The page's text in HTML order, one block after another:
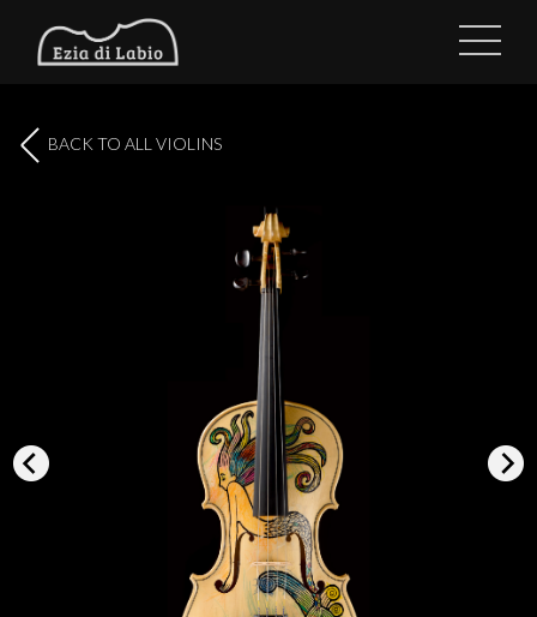
BACK TO ALL VIOLINS